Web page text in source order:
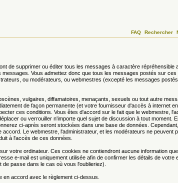
FAQ Rechercher
de supprimer ou éditer tous les messages à caractère répréhensible
Vous admettez donc que tous les messages postés sur
ou modérateurs, ou webmestres (excepté les messages
vulgaires, diffamatoires, menaçants, sexuels ou tout autre
de façon permanente (et votre fournisseur d'accès à internet
ces conditions. Vous êtes d'accord sur le fait que le webmestre,
ou verrouiller n'importe quel sujet de discussion à tout moment.
ci-après seront stockées dans une base de données.
Le webmestre, l'administrateur, et les modérateurs ne peuvent
à l'accès de ces données.
votre ordinateur. Ces cookies ne contiendront aucune information
e-mail est uniquement utilisée afin de confirmer les détails de votre
passe dans le cas où vous l'oublieriez).
accord avec le règlement ci-dessus.